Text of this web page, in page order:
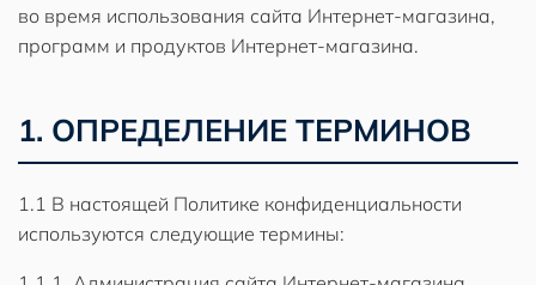
во время использования сайта Интернет-магазина,
программ и продуктов Интернет-магазина.
1. ОПРЕДЕЛЕНИЕ ТЕРМИНОВ
1.1 В настоящей Политике конфиденциальности
используются следующие термины: